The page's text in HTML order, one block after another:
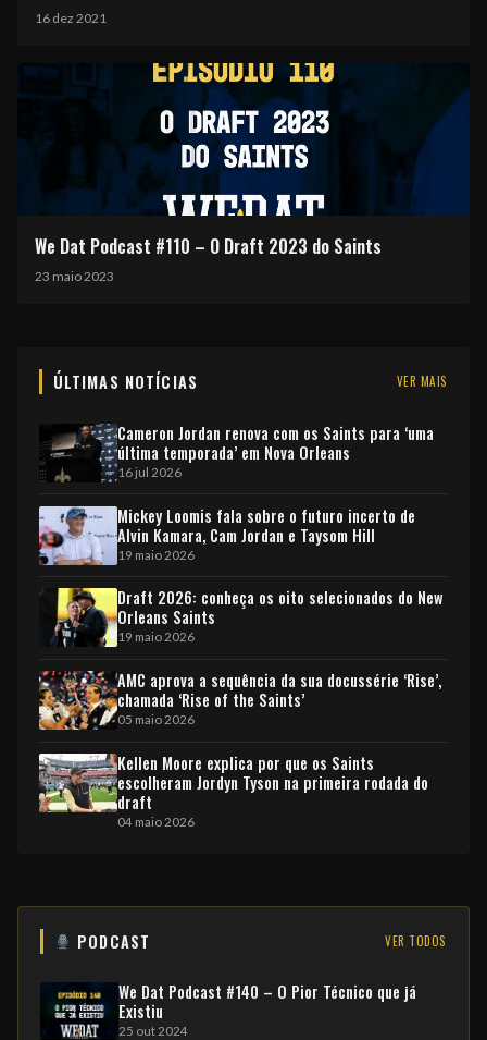
16 dez 2021
We Dat Podcast #110 – O Draft 2023 do Saints
23 maio 2023
ÚLTIMAS NOTÍCIAS VER MAIS
Cameron Jordan renova com os Saints para ‘uma
última temporada’ em Nova Orleans
16 jul 2026
Mickey Loomis fala sobre o futuro incerto de
Alvin Kamara, Cam Jordan e Taysom Hill
19 maio 2026
Draft 2026: conheça os oito selecionados do New
Orleans Saints
19 maio 2026
AMC aprova a sequência da sua docussérie ‘Rise’,
chamada ‘Rise of the Saints’
05 maio 2026
Kellen Moore explica por que os Saints
escolheram Jordyn Tyson na primeira rodada do
draft
04 maio 2026
PODCAST VER TODOS
We Dat Podcast #140 – O Pior Técnico que já
Existiu
25 out 2024